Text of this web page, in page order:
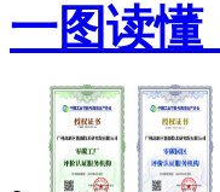
一图读懂